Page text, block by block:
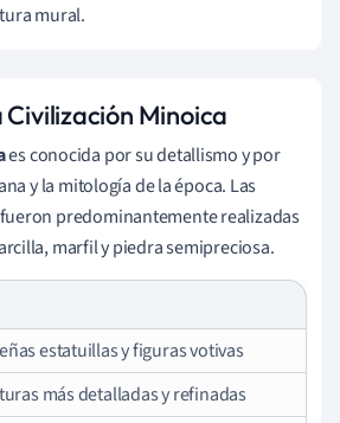
mural.
Civilización Minoica
es conocida por su detallismo y por
y la mitología de la época. Las
predominantemente realizadas
marfil y piedra semipreciosa.
estatuillas y figuras votivas
más detalladas y refinadas